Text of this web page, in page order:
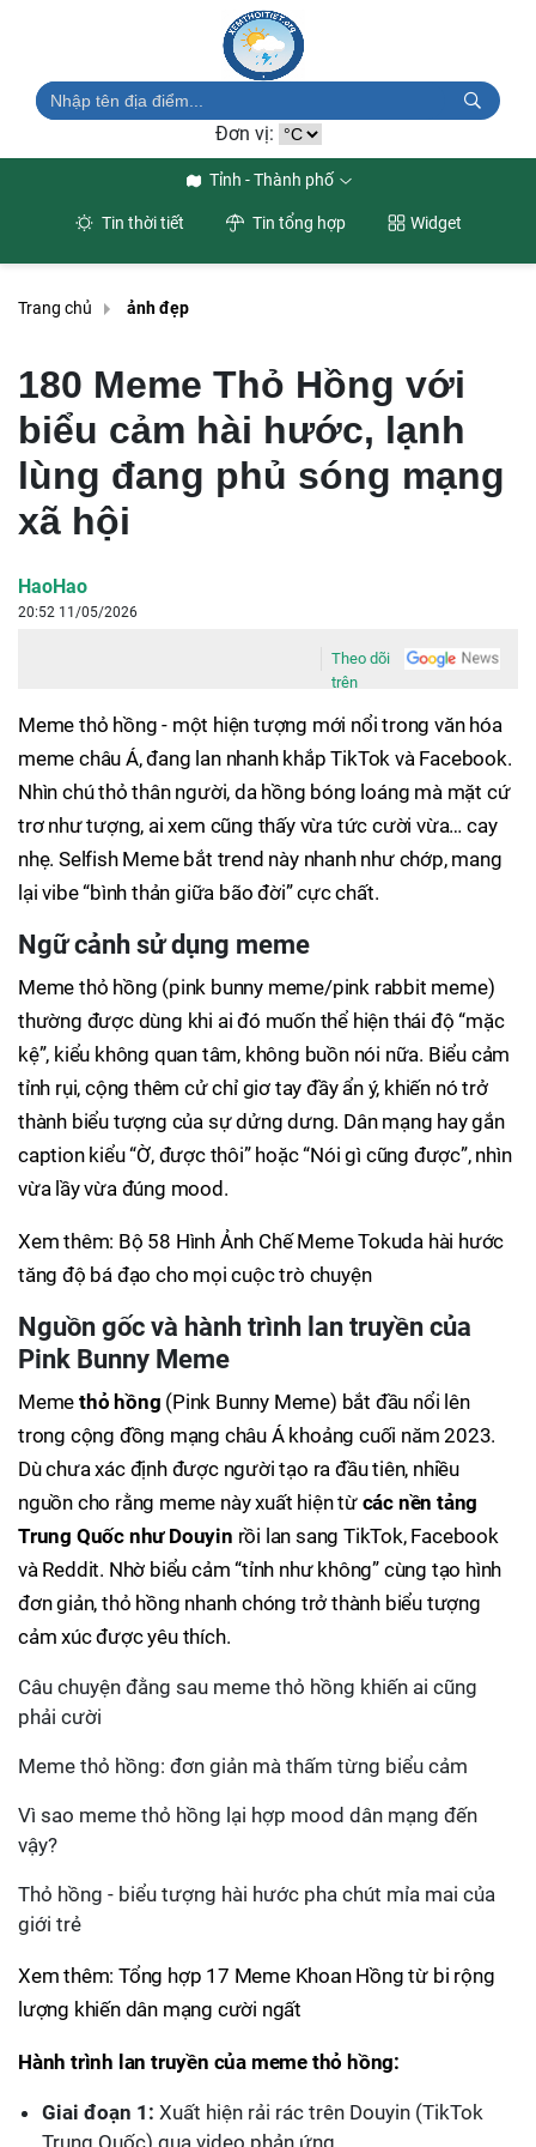
Đơn vị:
Tỉnh - Thành phố
Tin thời tiết Tin tổng hợp Widget
Trang chủ ảnh đẹp
180 Meme Thỏ Hồng với
biểu cảm hài hước, lạnh
lùng đang phủ sóng mạng
xã hội
HaoHao
20:52 11/05/2026
Theo dõi
trên
Meme thỏ hồng - một hiện tượng mới nổi trong văn hóa
meme châu Á, đang lan nhanh khắp TikTok và Facebook.
Nhìn chú thỏ thân người, da hồng bóng loáng mà mặt cứ
trơ như tượng, ai xem cũng thấy vừa tức cười vừa… cay
nhẹ. Selfish Meme bắt trend này nhanh như chớp, mang
lại vibe “bình thản giữa bão đời” cực chất.
Ngữ cảnh sử dụng meme
Meme thỏ hồng (pink bunny meme/pink rabbit meme)
thường được dùng khi ai đó muốn thể hiện thái độ “mặc
kệ”, kiểu không quan tâm, không buồn nói nữa. Biểu cảm
tỉnh rụi, cộng thêm cử chỉ giơ tay đầy ẩn ý, khiến nó trở
thành biểu tượng của sự dửng dưng. Dân mạng hay gắn
caption kiểu “Ờ, được thôi” hoặc “Nói gì cũng được”, nhìn
vừa lầy vừa đúng mood.
Xem thêm: Bộ 58 Hình Ảnh Chế Meme Tokuda hài hước
tăng độ bá đạo cho mọi cuộc trò chuyện
Nguồn gốc và hành trình lan truyền của
Pink Bunny Meme
Meme thỏ hồng (Pink Bunny Meme) bắt đầu nổi lên
trong cộng đồng mạng châu Á khoảng cuối năm 2023.
Dù chưa xác định được người tạo ra đầu tiên, nhiều
nguồn cho rằng meme này xuất hiện từ các nền tảng
Trung Quốc như Douyin rồi lan sang TikTok, Facebook
và Reddit. Nhờ biểu cảm “tỉnh như không” cùng tạo hình
đơn giản, thỏ hồng nhanh chóng trở thành biểu tượng
cảm xúc được yêu thích.
Câu chuyện đằng sau meme thỏ hồng khiến ai cũng
phải cười
Meme thỏ hồng: đơn giản mà thấm từng biểu cảm
Vì sao meme thỏ hồng lại hợp mood dân mạng đến
vậy?
Thỏ hồng - biểu tượng hài hước pha chút mỉa mai của
giới trẻ
Xem thêm: Tổng hợp 17 Meme Khoan Hồng từ bi rộng
lượng khiến dân mạng cười ngất
Hành trình lan truyền của meme thỏ hồng:
Giai đoạn 1: Xuất hiện rải rác trên Douyin (TikTok
Trung Quốc) qua video phản ứng.